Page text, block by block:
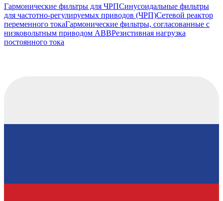
Гармонические фильтры для ЧРПСинусоидальные фильтры
для частотно-регулируемых приводов (ЧРП)Сетевой реактор
переменного токаГармонические фильтры, согласованные с
низковольтным приводом ABBРезистивная нагрузка
постоянного тока